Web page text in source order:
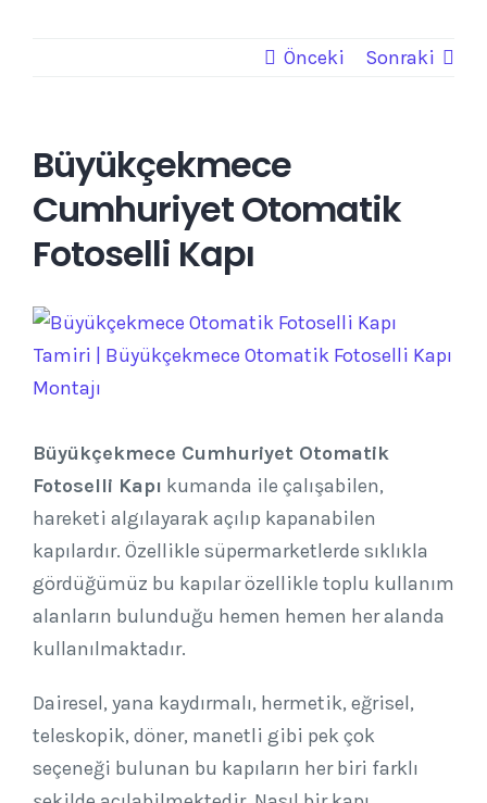
Önceki Sonraki
Büyükçekmece
Cumhuriyet Otomatik
Fotoselli Kapı
View
Larger
Image
Büyükçekmece Cumhuriyet Otomatik
Fotoselli Kapı kumanda ile çalışabilen,
hareketi algılayarak açılıp kapanabilen
kapılardır. Özellikle süpermarketlerde sıklıkla
gördüğümüz bu kapılar özellikle toplu kullanım
alanların bulunduğu hemen hemen her alanda
kullanılmaktadır.
Dairesel, yana kaydırmalı, hermetik, eğrisel,
teleskopik, döner, manetli gibi pek çok
seçeneği bulunan bu kapıların her biri farklı